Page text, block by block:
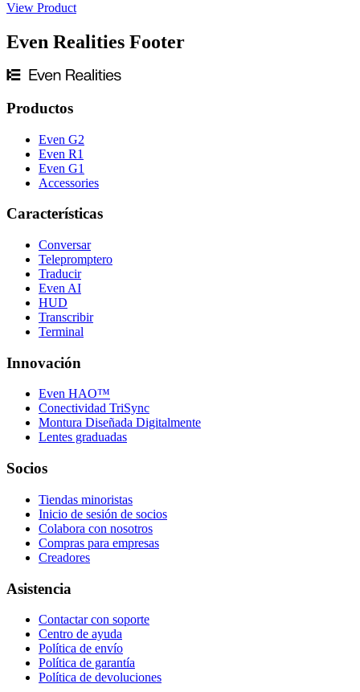
View Product
Even Realities Footer
Productos
Even G2
Even R1
Even G1
Accessories
Características
Conversar
Telepromptero
Traducir
Even AI
HUD
Transcribir
Terminal
Innovación
Even HAO™
Conectividad TriSync
Montura Diseñada Digitalmente
Lentes graduadas
Socios
Tiendas minoristas
Inicio de sesión de socios
Colabora con nosotros
Compras para empresas
Creadores
Asistencia
Contactar con soporte
Centro de ayuda
Política de envío
Política de garantía
Política de devoluciones